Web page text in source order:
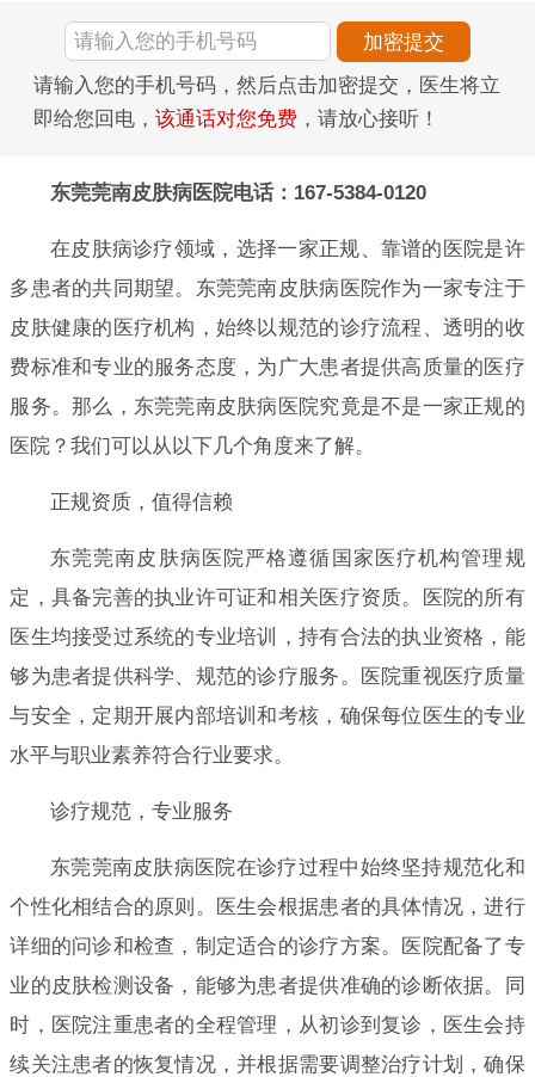
请输入您的手机号码，然后点击加密提交，医生将立
即给您回电， 该通话对您免费 ，请放心接听！
东莞莞南皮肤病医院电话：167-5384-0120
在皮肤病诊疗领域，选择一家正规、靠谱的医院是许
多患者的共同期望。东莞莞南皮肤病医院作为一家专注于
皮肤健康的医疗机构，始终以规范的诊疗流程、透明的收
费标准和专业的服务态度，为广大患者提供高质量的医疗
服务。那么，东莞莞南皮肤病医院究竟是不是一家正规的
医院？我们可以从以下几个角度来了解。
正规资质，值得信赖
东莞莞南皮肤病医院严格遵循国家医疗机构管理规
定，具备完善的执业许可证和相关医疗资质。医院的所有
医生均接受过系统的专业培训，持有合法的执业资格，能
够为患者提供科学、规范的诊疗服务。医院重视医疗质量
与安全，定期开展内部培训和考核，确保每位医生的专业
水平与职业素养符合行业要求。
诊疗规范，专业服务
东莞莞南皮肤病医院在诊疗过程中始终坚持规范化和
个性化相结合的原则。医生会根据患者的具体情况，进行
详细的问诊和检查，制定适合的诊疗方案。医院配备了专
业的皮肤检测设备，能够为患者提供准确的诊断依据。同
时，医院注重患者的全程管理，从初诊到复诊，医生会持
续关注患者的恢复情况，并根据需要调整治疗计划，确保